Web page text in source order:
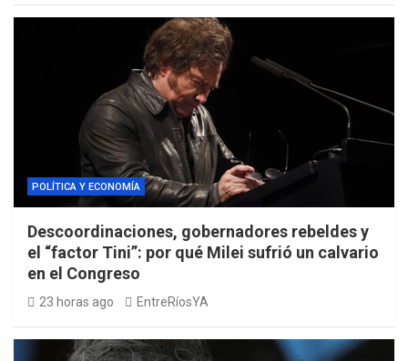
POLÍTICA Y ECONOMÍA
Descoordinaciones, gobernadores rebeldes y
el “factor Tini”: por qué Milei sufrió un calvario
en el Congreso
23 horas ago EntreRíosYA